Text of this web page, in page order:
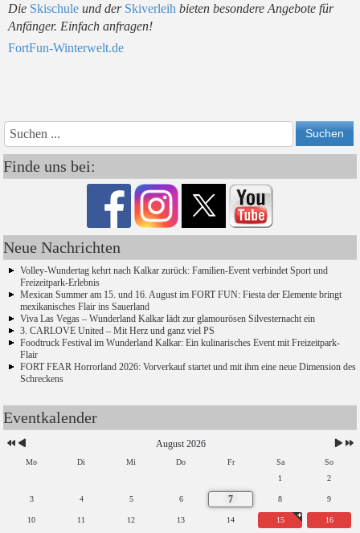
Die Skischule und der Skiverleih bieten besondere Angebote für
Anfänger. Einfach anfragen!
FortFun-Winterwelt.de
Finde uns bei:
Neue Nachrichten
Volley-Wundertag kehrt nach Kalkar zurück: Familien-Event verbindet Sport und
Freizeitpark-Erlebnis
Mexican Summer am 15. und 16. August im FORT FUN: Fiesta der Elemente bringt
mexikanisches Flair ins Sauerland
Viva Las Vegas – Wunderland Kalkar lädt zur glamourösen Silvesternacht ein
3. CARLOVE United – Mit Herz und ganz viel PS
Foodtruck Festival im Wunderland Kalkar: Ein kulinarisches Event mit Freizeitpark-
Flair
FORT FEAR Horrorland 2026: Vorverkauf startet und mit ihm eine neue Dimension des
Schreckens
Eventkalender
Jahr
Monat
Jahr
Monat
August 2026
Mo Di Mi Do Fr Sa
So
1
2
3 4 5 6 7 8 9
10 11 12 13 14 15 16